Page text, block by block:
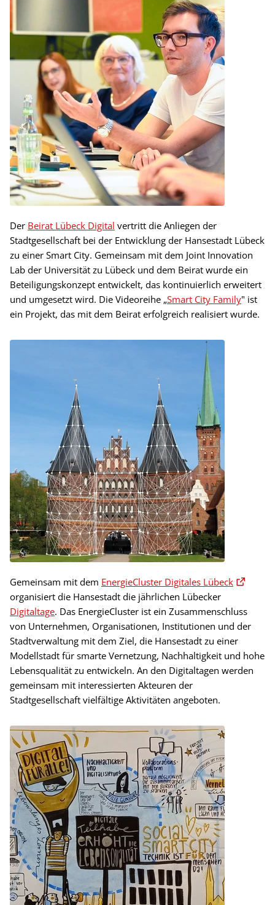
Der Beirat Lübeck Digital vertritt die Anliegen der
Stadtgesellschaft bei der Entwicklung der Hansestadt Lübeck
zu einer Smart City. Gemeinsam mit dem Joint Innovation
Lab der Universität zu Lübeck und dem Beirat wurde ein
Beteiligungskonzept entwickelt, das kontinuierlich erweitert
und umgesetzt wird. Die Videoreihe „Smart City Family" ist
ein Projekt, das mit dem Beirat erfolgreich realisiert wurde.
Gemeinsam mit dem EnergieCluster Digitales Lübeck
organisiert die Hansestadt die jährlichen Lübecker
Digitaltage. Das EnergieCluster ist ein Zusammenschluss
von Unternehmen, Organisationen, Institutionen und der
Stadtverwaltung mit dem Ziel, die Hansestadt zu einer
Modellstadt für smarte Vernetzung, Nachhaltigkeit und hohe
Lebensqualität zu entwickeln. An den Digitaltagen werden
gemeinsam mit interessierten Akteuren der
Stadtgesellschaft vielfältige Aktivitäten angeboten.